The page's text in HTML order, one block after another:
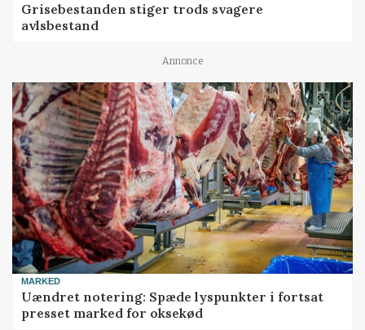
Grisebestanden stiger trods svagere
avlsbestand
Annonce
MARKED
Uændret notering: Spæde lyspunkter i fortsat
presset marked for oksekød